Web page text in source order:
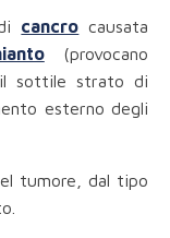
cancro causata
(provocano
il sottile strato di
esterno degli
tumore, dal tipo